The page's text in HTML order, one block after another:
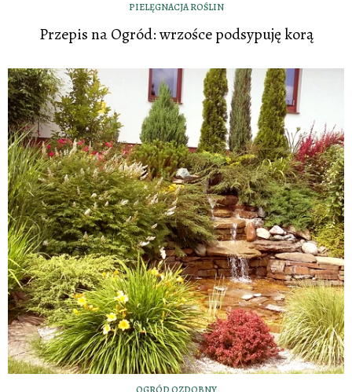
PIELĘGNACJA ROŚLIN
Przepis na Ogród: wrzośce podsypuję korą